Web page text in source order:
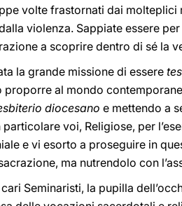
volte frastornati dai molteplici
violenza. Sappiate essere
a scoprire dentro di sé la
la grande missione di essere
proporre al mondo
diocesano e mettendo a
voi, Religiose, per
e vi esorto a proseguire in
ma nutrendolo con
Seminaristi, la pupilla